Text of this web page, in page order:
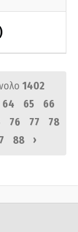
1402
64 65
66
76 77
78
88 ›